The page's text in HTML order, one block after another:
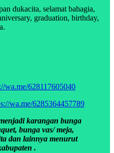
dukacita, selamat bahagia,
graduation, birthday,
wa.me/628117605040
wa.me/6285364457789
karangan bunga
bunga vas/ meja,
dan lainnya menurut
.